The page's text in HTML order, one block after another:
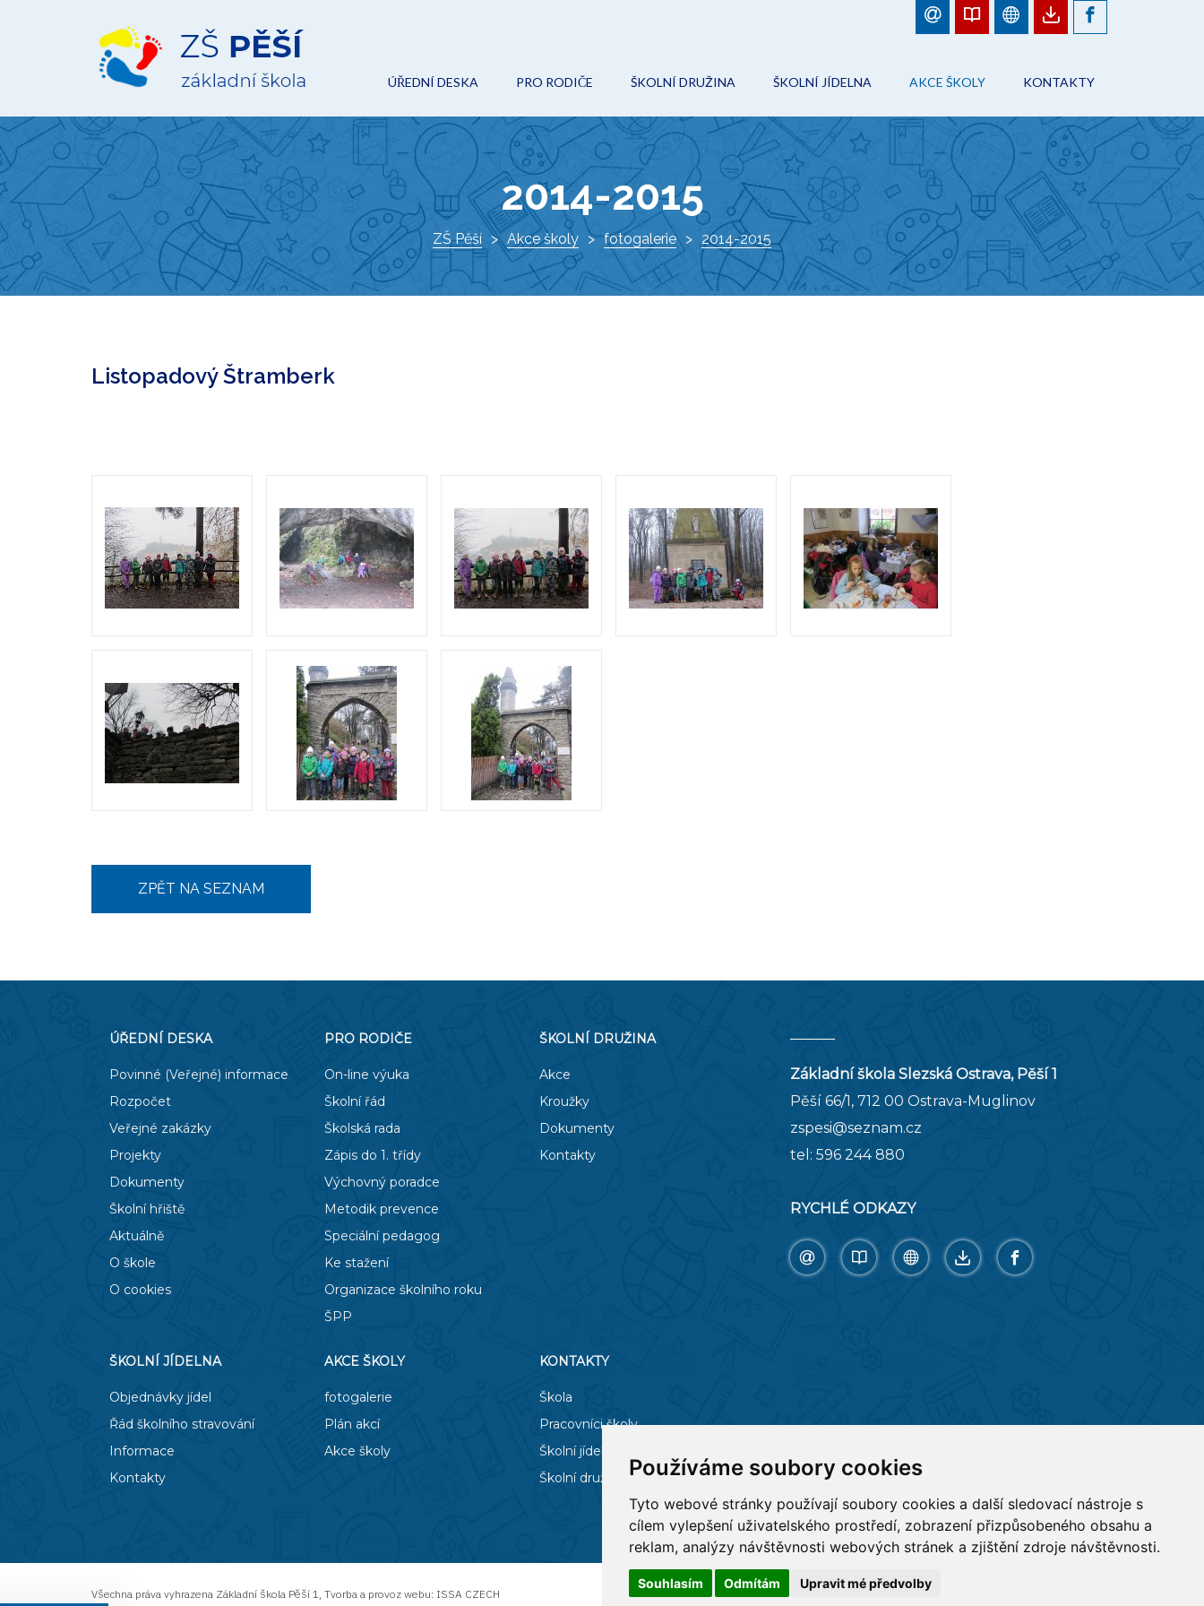
Používáme soubory cookies
Tyto webové stránky používají soubory cookies a další sledovací nástroje s
cílem vylepšení uživatelského prostředí, zobrazení přizpůsobeného obsahu a
reklam, analýzy návštěvnosti webových stránek a zjištění zdroje návštěvnosti.
Souhlasím Odmítám Upravit mé předvolby
ZŠ
Pěší
ÚŘEDNÍ DESKA
POVINNÉ (VEŘEJNÉ) INFORMACE
ROZPOČET
VEŘEJNÉ ZAKÁZKY
PROJEKTY
DOKUMENTY
PRO RODIČE
ON-LINE VÝUKA
ŠKOLNÍ ŘÁD
ŠKOLSKÁ RADA
ZÁPIS DO 1. TŘÍDY
VÝCHOVNÝ PORADCE
ŠKOLNÍ DRUŽINA
AKCE
KROUŽKY
DOKUMENTY
KONTAKTY
ŠKOLNÍ JÍDELNA
OBJEDNÁVKY JÍDEL
ŘÁD ŠKOLNÍHO STRAVOVÁNÍ
INFORMACE
KONTAKTY
AKCE ŠKOLY
FOTOGALERIE
PLÁN AKCÍ
AKCE ŠKOLY
KONTAKTY
ŠKOLA
PRACOVNÍCI ŠKOLY
ŠKOLNÍ JÍDELNA
ŠKOLNÍ DRUŽINA
2014-2015
ZŠ Pěší Akce školy fotogalerie 2014-2015
Listopadový Štramberk
ZPĚT NA SEZNAM
ÚŘEDNÍ DESKA
Povinné (Veřejné) informace
Rozpočet
Veřejné zakázky
Projekty
Dokumenty
Školní hřiště
Aktuálně
O škole
O cookies
PRO RODIČE
On-line výuka
Školní řád
Školská rada
Zápis do 1. třídy
Výchovný poradce
Metodik prevence
Speciální pedagog
Ke stažení
Organizace školního roku
ŠPP
ŠKOLNÍ DRUŽINA
Akce
Kroužky
Dokumenty
Kontakty
ŠKOLNÍ JÍDELNA
Objednávky jídel
Řád školního stravování
Informace
Kontakty
AKCE ŠKOLY
fotogalerie
Plán akcí
Akce školy
KONTAKTY
Škola
Pracovníci školy
Školní jídelna
Školní družina
Základní škola Slezská Ostrava, Pěší 1
Pěší 66/1, 712 00 Ostrava-Muglinov
zspesi@seznam.cz
tel: 596 244 880
RYCHLÉ ODKAZY
Všechna práva vyhrazena Základní škola Pěší 1, Tvorba a provoz webu: ISSA CZECH